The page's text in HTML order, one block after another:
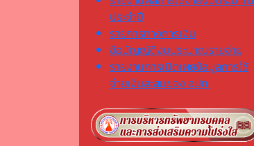
ประจำปี
รายการทางการเงิน
ข้อบัญญัติงบประมาณรายจ่าย
รายงานการเปิดเผยข้อมูลการใช้
จ่ายเงินสะสมของ อปท.